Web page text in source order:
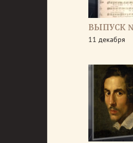
ВЫПУСК
11 декабря